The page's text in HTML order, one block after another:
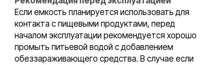
Если емкость планируется использовать для
контакта с пищевыми продуктами, перед
началом эксплуатации рекомендуется хорошо
промыть питьевой водой с добавлением
обеззараживающего средства. В случае если